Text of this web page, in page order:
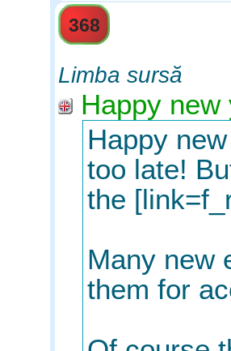
368
Limba sursă
Happy
Happy
too late!
the
Many new
them for